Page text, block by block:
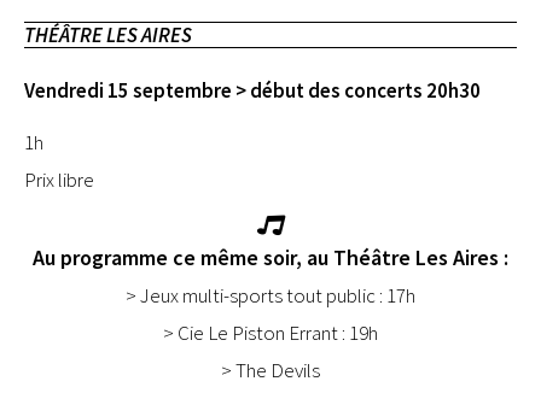
THÉÂTRE LES AIRES
Vendredi 15 septembre > début des concerts 20h30
1h
Prix libre
Au programme ce même soir, au Théâtre Les Aires :
> Jeux multi-sports tout public : 17h
> Cie Le Piston Errant : 19h
> The Devils